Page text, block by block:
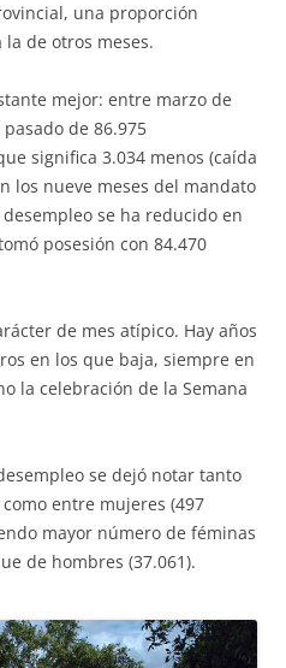
una proporción
de otros meses.
mejor: entre marzo de
de 86.975
significa 3.034 menos (caída
los nueve meses del mandato
se ha reducido en
posesión con 84.470
de mes atípico. Hay años
en los que baja, siempre en
la celebración de la Semana
se dejó notar tanto
entre mujeres (497
mayor número de féminas
de hombres (37.061).